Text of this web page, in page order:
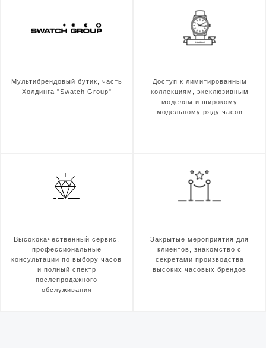
Мультибрендовый бутик, часть
Холдинга "Swatch Group"
Доступ к лимитированным
коллекциям, эксклюзивным
моделям и широкому
модельному ряду часов
Высококачественный сервис,
профессиональные
консультации по выбору часов
и полный спектр
послепродажного
обслуживания
Закрытые мероприятия для
клиентов, знакомство с
секретами производства
высоких часовых брендов